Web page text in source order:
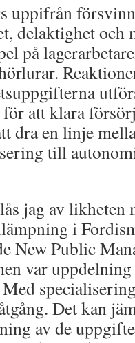
uppifrån
delaktighet
på
att klara
dra en linje
till
jag av
i
New Public
var uppdelning
Det kan
av de